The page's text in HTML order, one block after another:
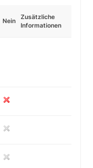
Nein
Zusätzliche
Informationen